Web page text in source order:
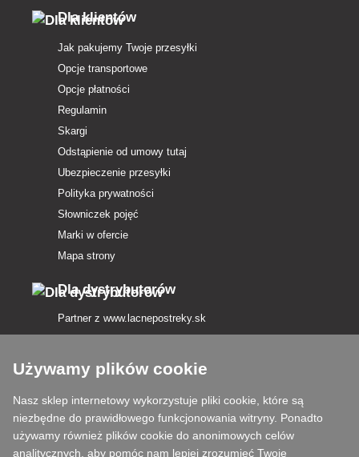
Dla klientów
Jak pakujemy Twoje przesyłki
Opcje transportowe
Opcje płatności
Regulamin
Skargi
Odstąpienie od umowy tutaj
Ubezpieczenie przesyłki
Polityka prywatności
Słowniczek pojęć
Marki w ofercie
Mapa strony
Dla dystrybutorów
Partner z www.lacnepostreky.sk
Zawsze służymy fachową poradą
Reklamacje są rozpatrywane w ciągu 24 godzin
Używamy plików cookie
Nasz sklep internetowy wykorzystuje pliki cookie, które są
niezbędne do prawidłowego funkcjonowania witryny. Ponadto
używamy również plików cookie do anonimowych celów
analitycznych, aby pomóc nam lepiej zrozumieć Twoje